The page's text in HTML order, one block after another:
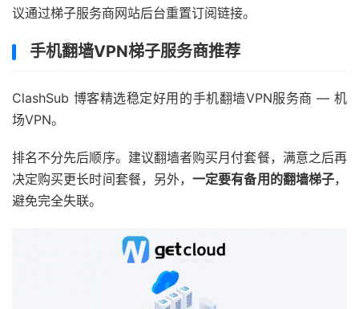
议通过梯子服务商网站后台重置订阅链接。
手机翻墙VPN梯子服务商推荐
ClashSub 博客精选稳定好用的手机翻墙VPN服务商 — 机
场VPN。
排名不分先后顺序。建议翻墙者购买月付套餐，满意之后再
决定购买更长时间套餐，另外，一定要有备用的翻墙梯子，
避免完全失联。